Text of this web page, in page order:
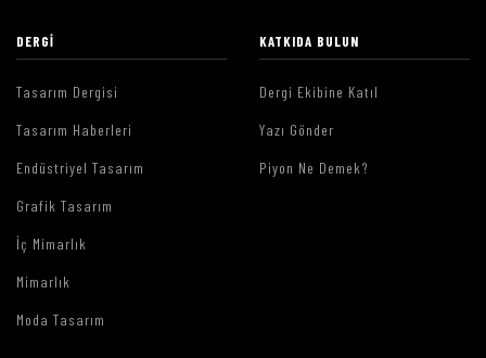
DERGI
Tasarım Dergisi
Tasarım Haberleri
Endüstriyel Tasarım
Grafik Tasarım
İç Mimarlık
Mimarlık
Moda Tasarım
KATKIDA BULUN
Dergi Ekibine Katıl
Yazı Gönder
Piyon Ne Demek?